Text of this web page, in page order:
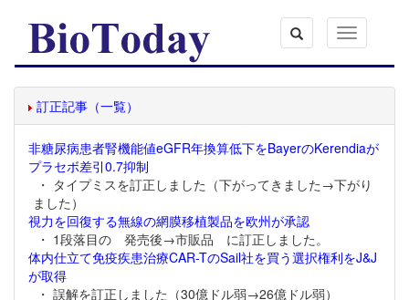
Toggle
navigation
訂正記事（一覧）
非糖尿病患者腎機能値eGFR年換算低下をBayerのKerendiaが
プラセボ差引0.7抑制
・ タイプミスを訂正しました（下がってきました→下がり
ました）
視力を回復する無線の網膜移植製品を欧州が承認
・ 1段落目の 発売後→市販品 に訂正しました。
体内仕立て免疫疾患治療CAR-TのSail社を買う選択権利をJ&J
が取得
・ 誤解を訂正しました（30億ドル弱→26億ドル弱）